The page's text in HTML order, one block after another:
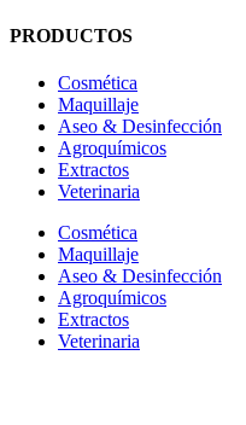
PRODUCTOS
Cosmética
Maquillaje
Aseo & Desinfección
Agroquímicos
Extractos
Veterinaria
Cosmética
Maquillaje
Aseo & Desinfección
Agroquímicos
Extractos
Veterinaria